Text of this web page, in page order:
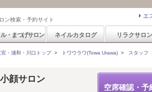
ン検索・予約サイト エ
・まつげサロン ネイルカタログ リラクサロン
・浦和・川口トップ> トワウラワ(Towa Urawa) > スタッフ
空席確認・予
顔サロン